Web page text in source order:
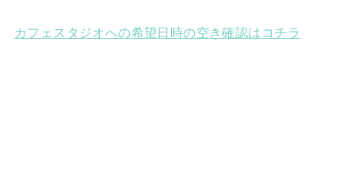
カフェスタジオへの希望日時の空き確認はコチラ